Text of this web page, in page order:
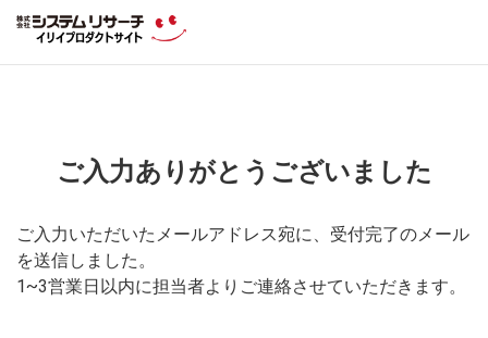
ご入力ありがとうございました
ご入力いただいたメールアドレス宛に、受付完了のメール
を送信しました。
1~3営業日以内に担当者よりご連絡させていただきます。